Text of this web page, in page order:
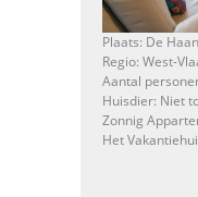
Plaats: De Haan
Regio: West-
Aantal
Huisdier: Niet
Zonnig
Het